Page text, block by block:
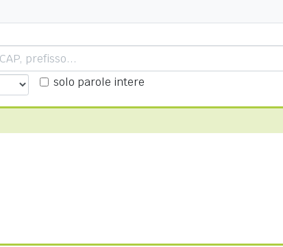
solo parole intere